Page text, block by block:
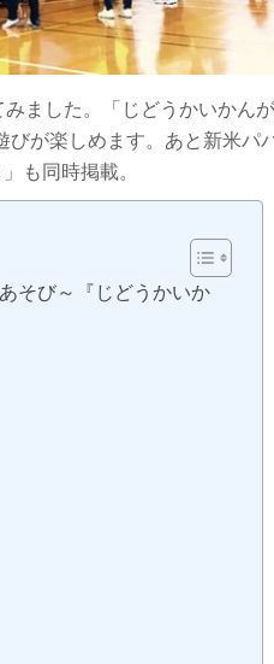
ました。「じどうかいかん
びが楽しめます。あと新米パ
も同時掲載。
そび～『じどうかいか